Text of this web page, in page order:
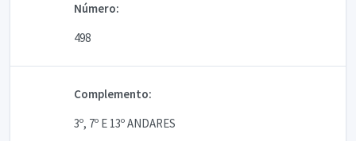
Número:
498
Complemento:
3º, 7º E 13º ANDARES